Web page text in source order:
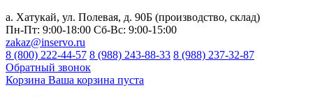
а. Хатукай, ул. Полевая, д. 90Б (производство, склад)
Пн-Пт: 9:00-18:00 Сб-Вс: 9:00-15:00
zakaz@inservo.ru
8 (800) 222-44-57 8 (988) 243-88-33 8 (988) 237-32-87
Обратный звонок
Корзина Ваша корзина пуста